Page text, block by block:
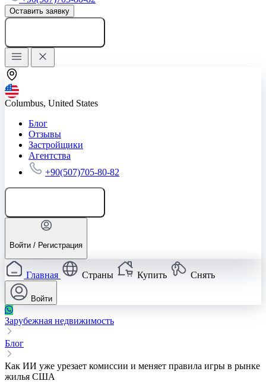
Оставить заявку
Columbus, United States
Блог
Отзывы
Застройщики
Агентства
+90(507)705-80-82
Войти / Регистрация
Главная Страны Купить Снять
Войти
Зарубежная недвижимость
Блог
Как ИИ уже урезает комиссии и меняет правила игры в рынке
жилья США